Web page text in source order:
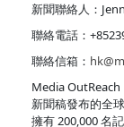
新聞聯絡人：
聯絡電話：
聯絡信箱：
Media
新聞稿發布的全
擁有 200,000 名